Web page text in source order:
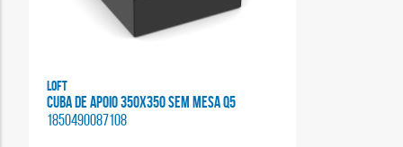
Loft
CUBA DE APOIO 350X350 SEM MESA Q5
1850490087108